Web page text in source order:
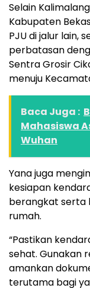
Selain
Kabupaten
PJU di jalur lain,
perbatasan
Sentra Grosir
menuju
Baca Juga :
Mahasiswa
Wuhan
Yana juga
kesiapan
berangkat serta
rumah.
“Pastikan
sehat. Gunakan
amankan
terutama bagi